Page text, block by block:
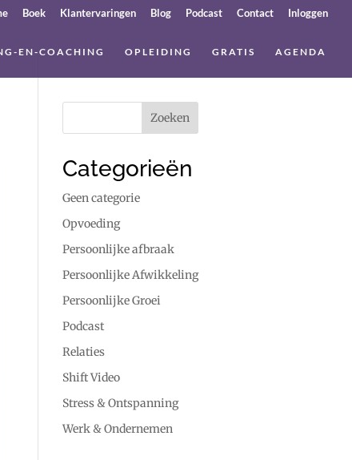
Boek Klantervaringen Blog Podcast Contact Inloggen
EN-COACHING OPLEIDING GRATIS AGENDA
Categorieën
Geen categorie
Opvoeding
Persoonlijke afbraak
Persoonlijke Afwikkeling
Persoonlijke Groei
Podcast
Relaties
Shift Video
Stress & Ontspanning
Werk & Ondernemen